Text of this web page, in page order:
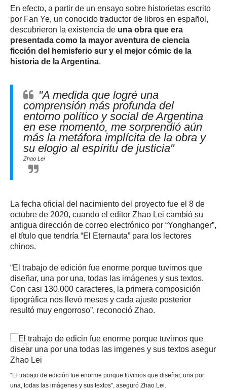
En efecto, a partir de un ensayo sobre historietas escrito
por Fan Ye, un conocido traductor de libros en español,
descubrieron la existencia de una obra que era
presentada como la mayor aventura de ciencia
ficción del hemisferio sur y el mejor cómic de la
historia de la Argentina.
"A medida que logré una
comprensión más profunda del
entorno político y social de Argentina
en ese momento, me sorprendió aún
más la metáfora implícita de la obra y
su elogio al espíritu de justicia"
Zhao Lei
La fecha oficial del nacimiento del proyecto fue el 8 de
octubre de 2020, cuando el editor Zhao Lei cambió su
antigua dirección de correo electrónico por “Yonghanger”,
el título que tendría “El Eternauta” para los lectores
chinos.
“El trabajo de edición fue enorme porque tuvimos que
diseñar, una por una, todas las imágenes y sus textos.
Con casi 130.000 caracteres, la primera composición
tipográfica nos llevó meses y cada ajuste posterior
resultó muy engorroso”, reconoció Zhao.
“El trabajo de edición fue enorme porque tuvimos que diseñar, una por
una, todas las imágenes y sus textos", aseguró Zhao Lei.